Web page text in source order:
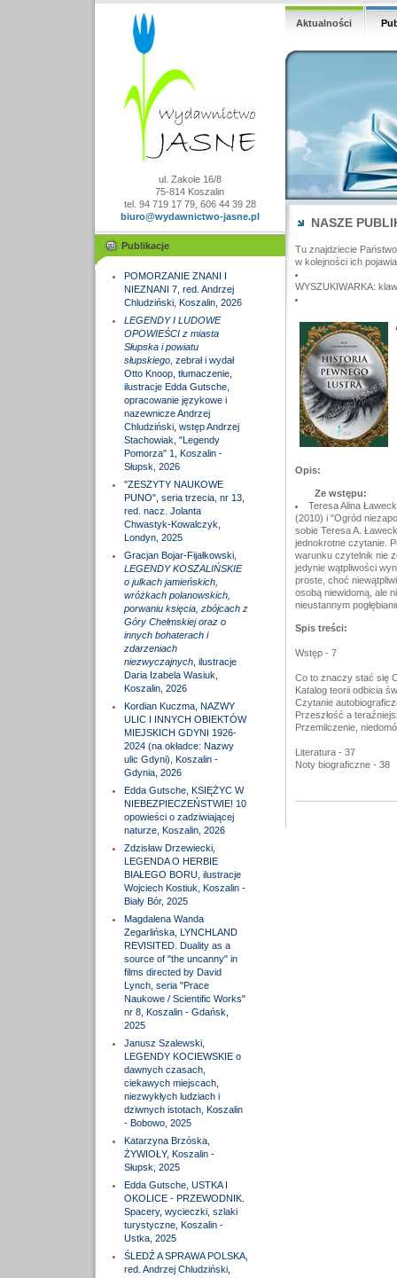
ul. Zakole 16/8
75-814 Koszalin
tel. 94 719 17 79, 606 44 39 28
biuro@wydawnictwo-jasne.pl
Publikacje
POMORZANIE ZNANI I
NIEZNANI 7, red. Andrzej
Chludziński, Koszalin, 2026
LEGENDY I LUDOWE
OPOWIEŚCI z miasta
Słupska i powiatu
słupskiego, zebrał i wydał
Otto Knoop, tłumaczenie,
ilustracje Edda Gutsche,
opracowanie językowe i
nazewnicze Andrzej
Chludziński, wstęp Andrzej
Stachowiak, "Legendy
Pomorza" 1, Koszalin -
Słupsk, 2026
"ZESZYTY NAUKOWE
PUNO", seria trzecia, nr 13,
red. nacz. Jolanta
Chwastyk-Kowalczyk,
Londyn, 2025
Gracjan Bojar-Fijałkowski,
LEGENDY KOSZALIŃSKIE
o julkach jamieńskich,
wróżkach polanowskich,
porwaniu księcia, zbójcach z
Góry Chełmskiej oraz o
innych bohaterach i
zdarzeniach
niezwyczajnych, ilustracje
Daria Izabela Wasiuk,
Koszalin, 2026
Kordian Kuczma, NAZWY
ULIC I INNYCH OBIEKTÓW
MIEJSKICH GDYNI 1926-
2024 (na okładce: Nazwy
ulic Gdyni), Koszalin -
Gdynia, 2026
Edda Gutsche, KSIĘŻYC W
NIEBEZPIECZEŃSTWIE! 10
opowieści o zadziwiającej
naturze, Koszalin, 2026
Zdzisław Drzewiecki,
LEGENDA O HERBIE
BIAŁEGO BORU, ilustracje
Wojciech Kostiuk, Koszalin -
Biały Bór, 2025
Magdalena Wanda
Zegarlińska, LYNCHLAND
REVISITED. Duality as a
source of "the uncanny" in
films directed by David
Lynch, seria "Prace
Naukowe / Scientific Works"
nr 8, Koszalin - Gdańsk,
2025
Janusz Szalewski,
LEGENDY KOCIEWSKIE o
dawnych czasach,
ciekawych miejscach,
niezwykłych ludziach i
dziwnych istotach, Koszalin
- Bobowo, 2025
Katarzyna Brzóska,
ŻYWIOŁY, Koszalin -
Słupsk, 2025
Edda Gutsche, USTKA I
OKOLICE - PRZEWODNIK.
Spacery, wycieczki, szlaki
turystyczne, Koszalin -
Ustka, 2025
ŚLEDŹ A SPRAWA POLSKA,
red. Andrzej Chludziński,
Aktualności
NASZE
Tu znajdziecie
w kolejności ich
WYSZUKIWARKA:
Opis:
Ze wstępu:
Teresa Alina
(2010) i "Ogród
sobie Teresa A.
jednokrotne czytanie.
warunku czytelnik nie
jedynie wątpliwości
proste, choć
osobą niewidomą, ale
nieustannym
Spis treści:
Wstęp - 7
Co to znaczy stać się
Katalog teorii odbicia
Czytanie
Przeszłość a
Przemilczenie,
Literatura - 37
Noty biograficzne - 38